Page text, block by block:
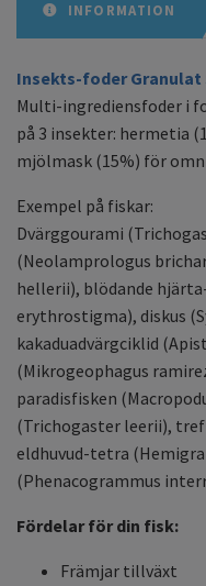
INFORMATION
Insekts-foder Granulat
Multi-ingrediensfoder i
på 3 insekter: hermetia
mjölmask (15%) för
Exempel på fiskar:
Dvärggourami
(Neolamprologus
hellerii), blödande
erythrostigma), diskus
kakaduadvärgciklid
(Mikrogeophagus
paradisfisken
(Trichogaster leerii),
eldhuvud-tetra
(Phenacogrammus
Fördelar för din fisk:
Främjar tillväxt